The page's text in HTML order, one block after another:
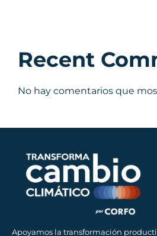
Recent
No hay comentarios que
Apoyamos la transformación